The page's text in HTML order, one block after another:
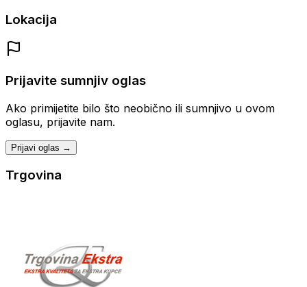
Lokacija
Prijavite sumnjiv oglas
Ako primijetite bilo što neobično ili sumnjivo u ovom
oglasu, prijavite nam.
Prijavi oglas →
Trgovina